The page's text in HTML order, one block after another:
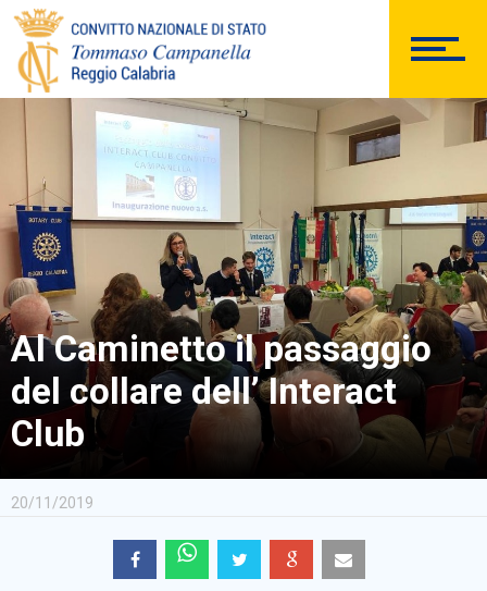
Al Caminetto il passaggio
del collare dell’ Interact
Club
20/11/2019